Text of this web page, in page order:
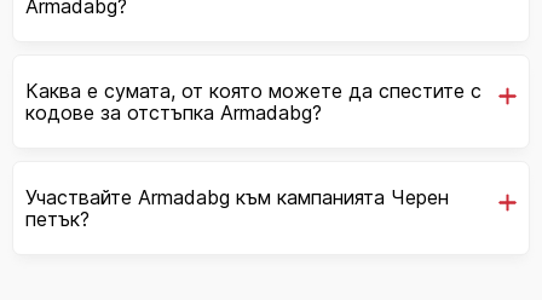
Armadabg?
Каква е сумата, от която можете да спестите с
кодове за отстъпка Armadabg?
Участвайте Armadabg към кампанията Черен
петък?